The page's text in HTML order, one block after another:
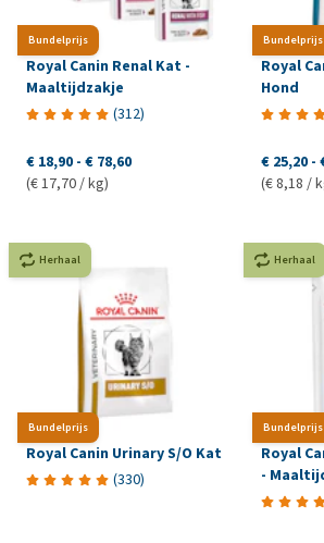
Bundelprijs
Royal Canin Renal Kat -
Maaltijdzakje
(312)
€ 18,90 - € 78,60
(€ 17,70 / kg)
Bundelprijs
Royal
Hond
€ 25,20 -
(€ 8,18 /
Bundelprijs
Herhaal
Royal Canin Urinary S/O Kat
(330)
Bundelprijs
Herhaal
Royal
-